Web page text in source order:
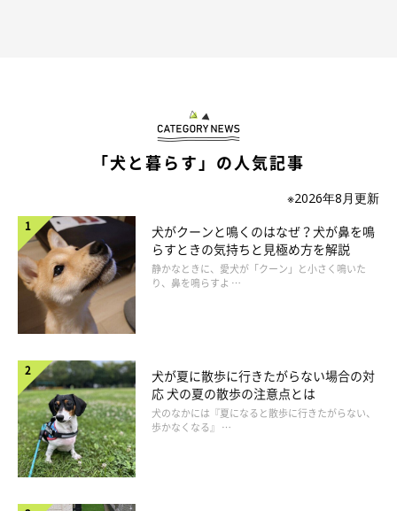
れることから、慣れていない犬は確かにストレスがかかるでしょ
しかし、犬のストレスケアも大切ですが「かわいそうだから」と
いう理由でカラーを外してしまうと、手術の傷跡を舐めて傷口が
感染したり、治療中の部位が悪化することもあります。
獣医師の指示でエリザベスカラーが必要な場合は、指示なく勝手
に外してしまうと治療が長引いてしまう可能性もあります。
ストレスを減らすためには、食事介助/できるだけ出入り口を広
げる/階段は抱き上げるなどの補助/ぶつかりそうな物は置かない
などを行い、環境を整えてあげてください。
「犬と暮らす」の人気記事
※2026年8月更新
犬がクーンと鳴くのはなぜ？犬が鼻を鳴
らすときの気持ちと見極め方を解説
静かなときに、愛犬が「クーン」と小さく鳴いた
り、鼻を鳴らすよ …
犬が夏に散歩に行きたがらない場合の対
応 犬の夏の散歩の注意点とは
犬のなかには『夏になると散歩に行きたがらない、
歩かなくなる』 …